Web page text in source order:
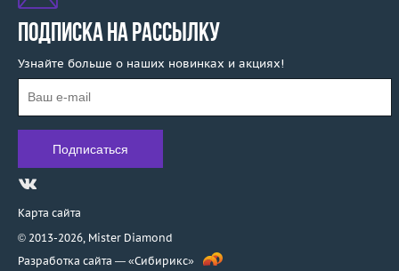
ПОДПИСКА НА РАССЫЛКУ
Узнайте больше о наших новинках и акциях!
Карта сайта
© 2013-2026, Mister Diamond
Разработка сайта — «Сибирикс»